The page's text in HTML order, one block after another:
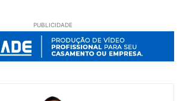
PUBLICIDADE